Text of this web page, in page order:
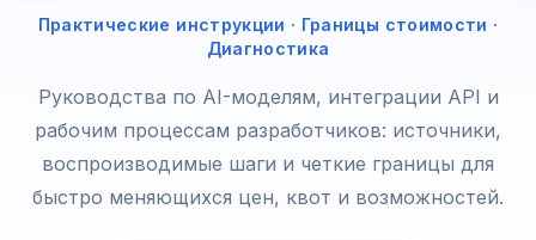
Практические инструкции · Границы стоимости ·
Диагностика
Руководства по AI-моделям, интеграции API и
рабочим процессам разработчиков: источники,
воспроизводимые шаги и четкие границы для
быстро меняющихся цен, квот и возможностей.